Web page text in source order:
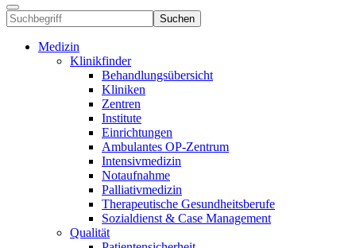
Suchen
Medizin
Klinikfinder
Behandlungsübersicht
Kliniken
Zentren
Institute
Einrichtungen
Ambulantes OP-Zentrum
Intensivmedizin
Notaufnahme
Palliativmedizin
Therapeutische Gesundheitsberufe
Sozialdienst & Case Management
Qualität